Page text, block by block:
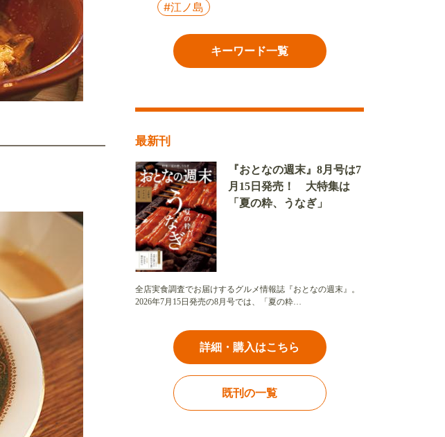
#江ノ島
キーワード一覧
最新刊
『おとなの週末』8月号は7
月15日発売！ 大特集は
「夏の粋、うなぎ」
全店実食調査でお届けするグルメ情報誌『おとなの週末』。
2026年7月15日発売の8月号では、「夏の粋…
詳細・購入はこちら
既刊の一覧